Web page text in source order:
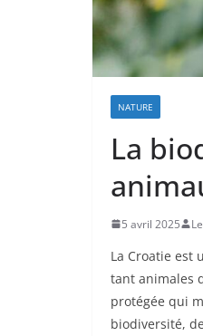
NATURE
La
5 avril 2025
La Croatie est
tant animales
protégée qui
biodiversité,